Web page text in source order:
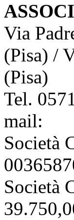
Via
(Pisa) /
(Pisa)
Tel.
mail:
Società
Società